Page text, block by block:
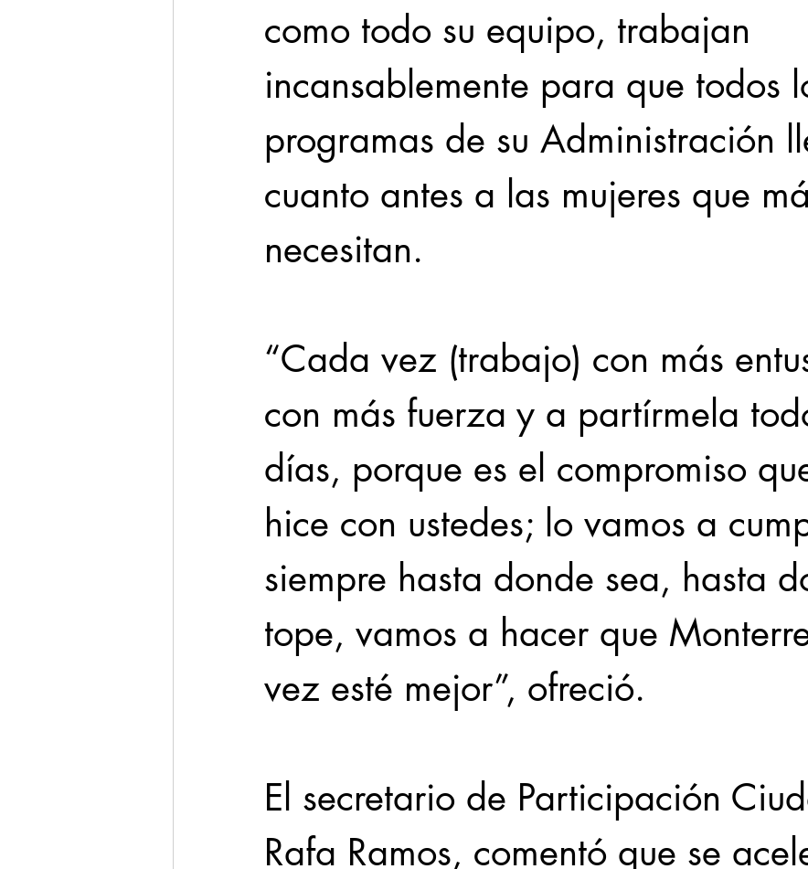
como todo su equipo, trabajan
incansablemente para que todos
programas de su Administración
cuanto antes a las mujeres que
necesitan.
“Cada vez (trabajo) con más
con más fuerza y a partírmela
días, porque es el compromiso
hice con ustedes; lo vamos a
siempre hasta donde sea, hasta
tope, vamos a hacer que
vez esté mejor”, ofreció.
El secretario de Participación
Rafa Ramos, comentó que se